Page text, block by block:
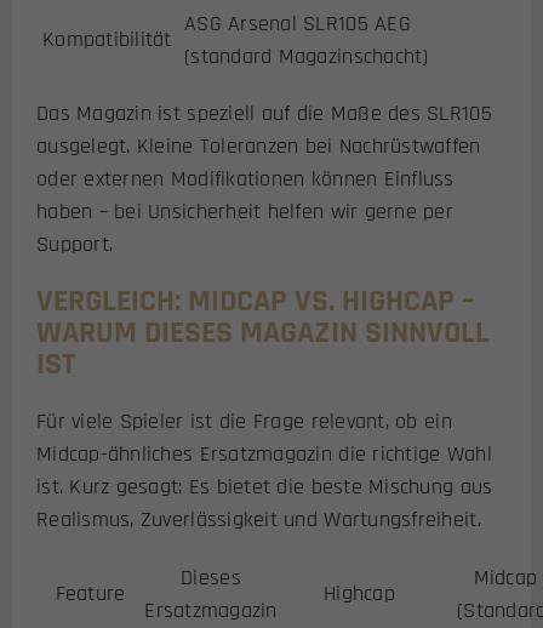
Kompatibilität
ASG Arsenal SLR105 AEG
(standard Magazinschacht)
Das Magazin ist speziell auf die Maße des SLR105
ausgelegt. Kleine Toleranzen bei Nachrüstwaffen
oder externen Modifikationen können Einfluss
haben – bei Unsicherheit helfen wir gerne per
Support.
VERGLEICH: MIDCAP VS. HIGHCAP –
WARUM DIESES MAGAZIN SINNVOLL
IST
Für viele Spieler ist die Frage relevant, ob ein
Midcap-ähnliches Ersatzmagazin die richtige Wahl
ist. Kurz gesagt: Es bietet die beste Mischung aus
Realismus, Zuverlässigkeit und Wartungsfreiheit.
Feature
Dieses
Ersatzmagazin
Highcap
Midcap